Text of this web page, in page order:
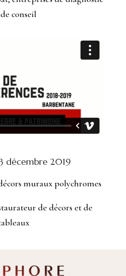
conseil
décembre 2019
muraux polychromes
de décors et de